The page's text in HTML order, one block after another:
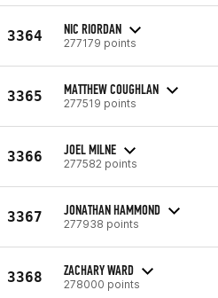
3364 NIC RIORDAN
277179 points
3365 MATTHEW COUGHLAN
277519 points
3366 JOEL MILNE
277582 points
3367 JONATHAN HAMMOND
277938 points
3368 ZACHARY WARD
278000 points